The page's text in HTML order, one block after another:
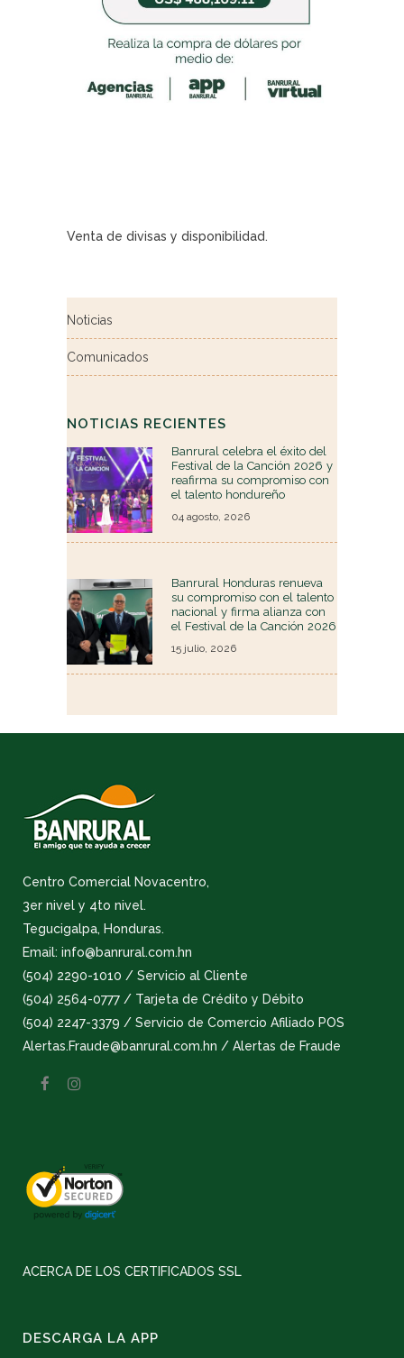
Venta de divisas y disponibilidad.
Noticias
Comunicados
NOTICIAS RECIENTES
Banrural celebra el éxito del
Festival de la Canción 2026 y
reafirma su compromiso con
el talento hondureño
04 agosto, 2026
Banrural Honduras renueva
su compromiso con el talento
nacional y firma alianza con
el Festival de la Canción 2026
15 julio, 2026
Centro Comercial Novacentro,
3er nivel y 4to nivel.
Tegucigalpa, Honduras.
Email: info@banrural.com.hn
(504) 2290-1010 / Servicio al Cliente
(504) 2564-0777 / Tarjeta de Crédito y Débito
(504) 2247-3379 / Servicio de Comercio Afiliado POS
Alertas.Fraude@banrural.com.hn / Alertas de Fraude
ACERCA DE LOS CERTIFICADOS SSL
DESCARGA LA APP